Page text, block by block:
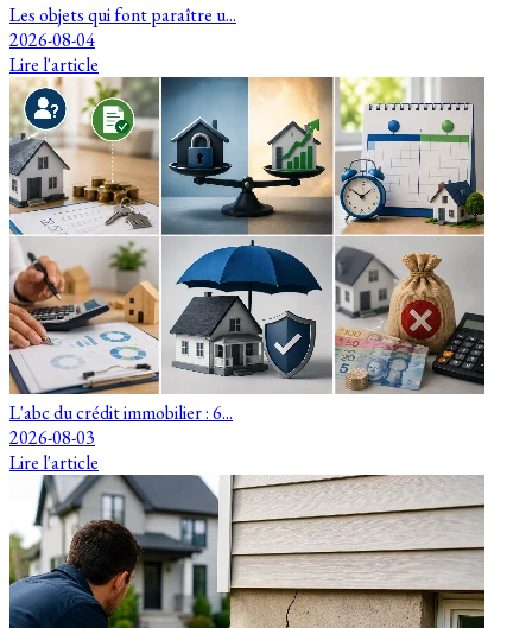
Les objets qui font paraître u...
2026-08-04
Lire l'article
L'abc du crédit immobilier : 6...
2026-08-03
Lire l'article